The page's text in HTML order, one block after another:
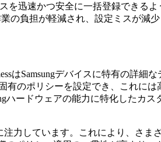
を迅速かつ安全に一括登録できる
の負担が軽減され、設定ミスが減
はSamsungデバイスに特有の詳細
有のポリシーを設定でき、これには
ハードウェアの能力に特化したカス
注力しています。これにより、さま